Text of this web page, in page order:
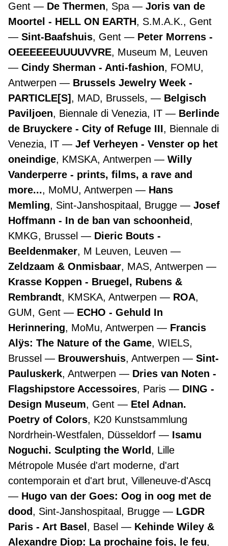
Gent
De Thermen, Spa
Joris van de
Moortel - HELL ON EARTH, S.M.A.K., Gent
Sint-Baafshuis, Gent
Peter Morrens -
OEEEEEEUUUUVVRE, Museum M, Leuven
Cindy Sherman - Anti-fashion, FOMU,
Antwerpen
Brussels Jewelry Week -
PARTICLE[S] , MAD, Brussels,
Belgisch
Paviljoen, Biennale di Venezia, IT
Berlinde
de Bruyckere - City of Refuge III, Biennale di
Venezia, IT
Jef Verheyen - Venster op het
oneindige, KMSKA, Antwerpen
Willy
Vanderperre - prints, films, a rave and
more..., MoMU, Antwerpen
Hans
Memling, Sint-Janshospitaal, Brugge
Josef
Hoffmann - In de ban van schoonheid,
KMKG, Brussel
Dieric Bouts -
Beeldenmaker, M Leuven, Leuven
Zeldzaam & Onmisbaar, MAS, Antwerpen
Krasse Koppen - Bruegel, Rubens &
Rembrandt, KMSKA, Antwerpen ROA,
GUM, Gent
ECHO - Gehuld In
Herinnering, MoMu, Antwerpen
Francis
Alÿs: The Nature of the Game, WIELS,
Brussel
Brouwershuis, Antwerpen
Sint-
Pauluskerk, Antwerpen
Dries van Noten -
Flagshipstore Accessoires, Paris
DING -
Design Museum, Gent
Etel Adnan.
Poetry of Colors, K20 Kunstsammlung
Nordrhein-Westfalen, Düsseldorf
Isamu
Noguchi. Sculpting the World, Lille
Métropole Musée d'art moderne, d'art
contemporain et d'art brut, Villeneuve-d'Ascq
Hugo van der Goes: Oog in oog met de
dood, Sint-Janshospitaal, Brugge
LGDR
Paris - Art Basel , Basel
Kehinde Wiley &
Alexandre Diop: La prochaine fois, le feu,